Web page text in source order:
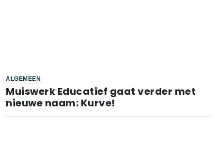
ALGEMEEN
Muiswerk Educatief gaat verder met
nieuwe naam: Kurve!